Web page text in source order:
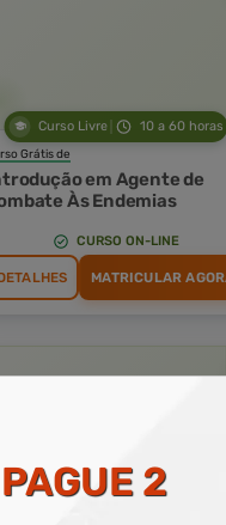
Curso Livre 10 a 60 horas
Grátis de
em Agente de
Às Endemias
CURSO ON-LINE
MATRICULAR
2